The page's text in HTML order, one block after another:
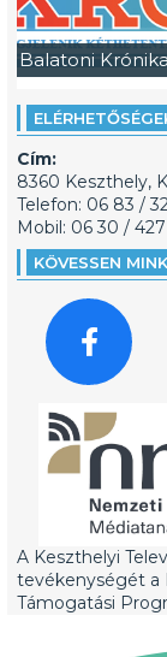
Balatoni
Cím:
8360 Keszthely,
Telefon: 06 83 /
Mobil: 06 30 / 427
KÖVESSEN
A Keszthelyi
tevékenységét a
Támogatási